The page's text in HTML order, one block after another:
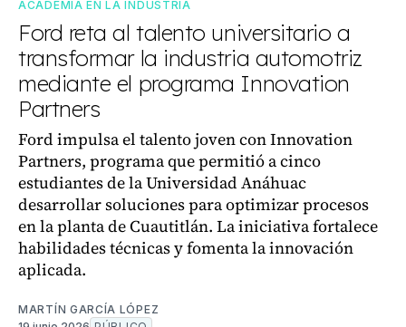
ACADEMIA EN LA INDUSTRIA
Ford reta al talento universitario a
transformar la industria automotriz
mediante el programa Innovation
Partners
Ford impulsa el talento joven con Innovation
Partners, programa que permitió a cinco
estudiantes de la Universidad Anáhuac
desarrollar soluciones para optimizar procesos
en la planta de Cuautitlán. La iniciativa fortalece
habilidades técnicas y fomenta la innovación
aplicada.
MARTÍN GARCÍA LÓPEZ